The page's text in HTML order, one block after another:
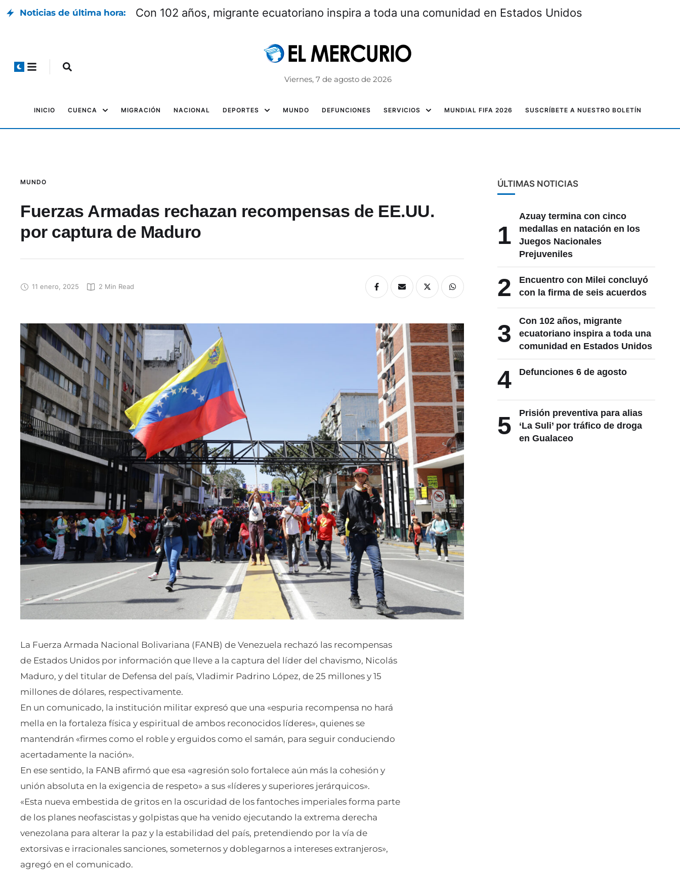
Noticias de última hora: Con 102 años, migrante ecuatoriano inspira a toda una comunidad en Estados Unidos
Viernes, 7 de agosto de 2026
INICIO CUENCA MIGRACIÓN NACIONAL DEPORTES MUNDO DEFUNCIONES SERVICIOS MUNDIAL FIFA 2026 SUSCRÍBETE A NUESTRO BOLETÍN
MUNDO
Fuerzas Armadas rechazan recompensas de EE.UU.
por captura de Maduro
11 enero, 2025 2 Min Read
La Fuerza Armada Nacional Bolivariana (FANB) de Venezuela rechazó las recompensas
de Estados Unidos por información que lleve a la captura del líder del chavismo, Nicolás
Maduro, y del titular de Defensa del país, Vladimir Padrino López, de 25 millones y 15
millones de dólares, respectivamente.
En un comunicado, la institución militar expresó que una «espuria recompensa no hará
mella en la fortaleza física y espiritual de ambos reconocidos líderes», quienes se
mantendrán «firmes como el roble y erguidos como el samán, para seguir conduciendo
acertadamente la nación».
En ese sentido, la FANB afirmó que esa «agresión solo fortalece aún más la cohesión y
unión absoluta en la exigencia de respeto» a sus «líderes y superiores jerárquicos».
«Esta nueva embestida de gritos en la oscuridad de los fantoches imperiales forma parte
de los planes neofascistas y golpistas que ha venido ejecutando la extrema derecha
venezolana para alterar la paz y la estabilidad del país, pretendiendo por la vía de
extorsivas e irracionales sanciones, someternos y doblegarnos a intereses extranjeros»,
agregó en el comunicado.
ÚLTIMAS NOTICIAS
1
Azuay termina con cinco
medallas en natación en los
Juegos Nacionales
Prejuveniles
2
Encuentro con Milei concluyó
con la firma de seis acuerdos
3
Con 102 años, migrante
ecuatoriano inspira a toda una
comunidad en Estados Unidos
4 Defunciones 6 de agosto
5
Prisión preventiva para alias
‘La Suli’ por tráfico de droga
en Gualaceo